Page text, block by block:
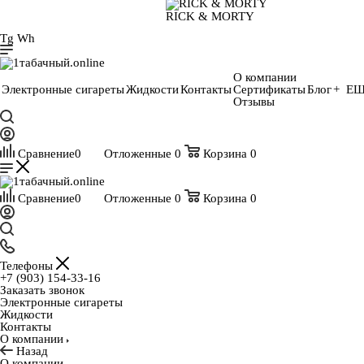
RICK & MORTY
Tg Wh
Электронные сигаретыЖидкостиКонтакты
О компании
Сертификаты
Отзывы
Блог+
Сравнение0 Отложенные 0 Корзина 0
Сравнение0 Отложенные 0 Корзина 0
Телефоны
+7 (903) 154-33-16
Заказать звонок
Электронные сигареты
Жидкости
Контакты
О компании
Назад